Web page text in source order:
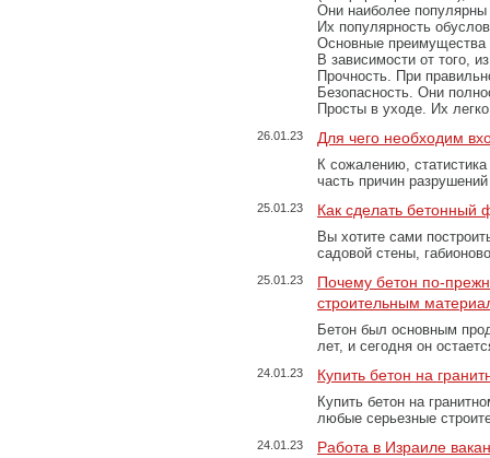
Они наиболее популярны
Их популярность
Основные преимущества
В зависимости от того,
Прочность. При
Безопасность. Они
Просты в уходе. Их
26.01.23 Для чего необходим
К сожалению,
часть причин
25.01.23 Как сделать бетонный
Вы хотите сами
садовой стены,
25.01.23
Почему бетон по-
строительным
Бетон был основным
лет, и сегодня он
24.01.23 Купить бетон на
Купить бетон на
любые серьезные
24.01.23 Работа в Израиле